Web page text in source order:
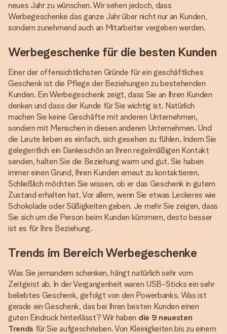
neues Jahr zu wünschen. Wir sehen jedoch, dass
Werbegeschenke das ganze Jahr über nicht nur an Kunden,
sondern zunehmend auch an Mitarbeiter vergeben werden.
Werbegeschenke für die besten Kunden
Einer der offensichtlichsten Gründe für ein geschäftliches
Geschenk ist die Pflege der Beziehungen zu bestehenden
Kunden. Ein Werbegeschenk zeigt, dass Sie an Ihren Kunden
denken und dass der Kunde für Sie wichtig ist. Natürlich
machen Sie keine Geschäfte mit anderen Unternehmen,
sondern mit Menschen in diesen anderen Unternehmen. Und
die Leute lieben es einfach, sich gesehen zu fühlen. Indem Sie
gelegentlich ein Dankeschön an Ihren regelmäßigen Kontakt
senden, halten Sie die Beziehung warm und gut. Sie haben
immer einen Grund, Ihren Kunden erneut zu kontaktieren.
Schließlich möchten Sie wissen, ob er das Geschenk in gutem
Zustand erhalten hat. Vor allem, wenn Sie etwas Leckeres wie
Schokolade oder Süßigkeiten geben. Je mehr Sie zeigen, dass
Sie sich um die Person beim Kunden kümmern, desto besser
ist es für Ihre Beziehung.
Trends im Bereich Werbegeschenke
Was Sie jemandem schenken, hängt natürlich sehr vom
Zeitgeist ab. In der Vergangenheit waren USB-Sticks ein sehr
beliebtes Geschenk, gefolgt von den Powerbanks. Was ist
gerade ein Geschenk, das bei Ihren besten Kunden einen
guten Eindruck hinterlässt? Wir haben die 9 neuesten
Trends für Sie aufgeschrieben. Von Kleinigkeiten bis zu einem